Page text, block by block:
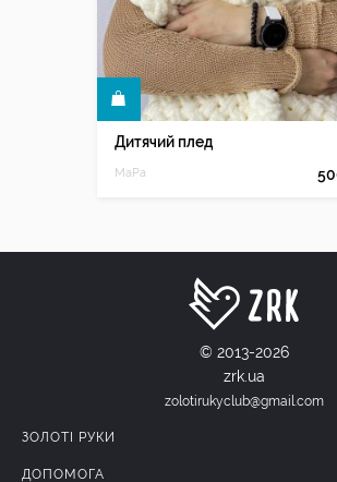
Дитячий плед
MaPa
© 2013-2026
zrk.ua
zolotirukyclub@gmail.com
ЗОЛОТІ РУКИ
ДОПОМОГА